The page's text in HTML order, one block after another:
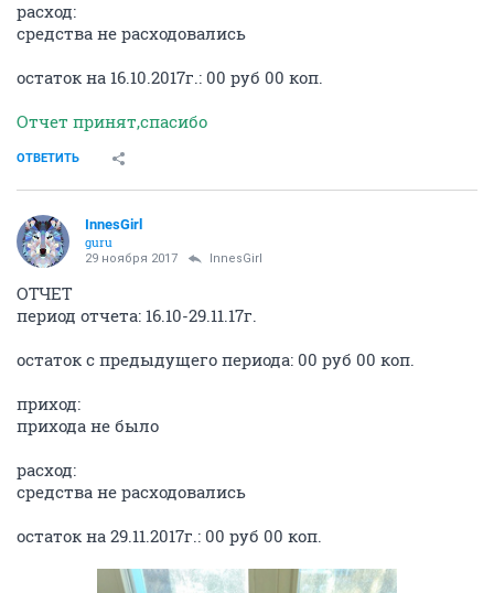
расход:
средства не расходовались
остаток на 16.10.2017г.: 00 руб 00 коп.
Отчет принят,спасибо
ОТВЕТИТЬ
InnesGirl
guru
29 ноября 2017 InnesGirl
ОТЧЕТ
период отчета: 16.10-29.11.17г.
остаток с предыдущего периода: 00 руб 00 коп.
приход:
прихода не было
расход:
средства не расходовались
остаток на 29.11.2017г.: 00 руб 00 коп.